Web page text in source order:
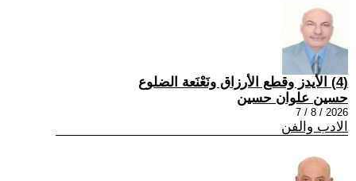
(4) الأيدز وقطع الأرزاق ونَعْنَعة الضلوع
حسين علوان حسين
2026 / 8 / 7
الادب والفن